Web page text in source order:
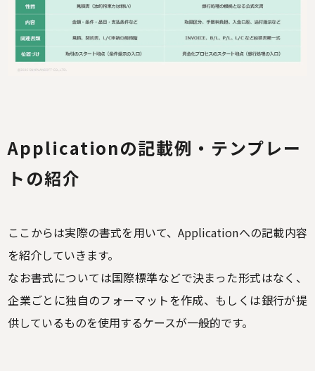
Applicationの記載例・テンプレー
トの紹介
ここからは実際の書式を用いて、Applicationへの記載内容
を紹介していきます。
なお書式については国際標準などで決まった形式はなく、
企業ごとに独自のフォーマットを作成、もしくは銀行が提
供しているものを使用するケースが一般的です。